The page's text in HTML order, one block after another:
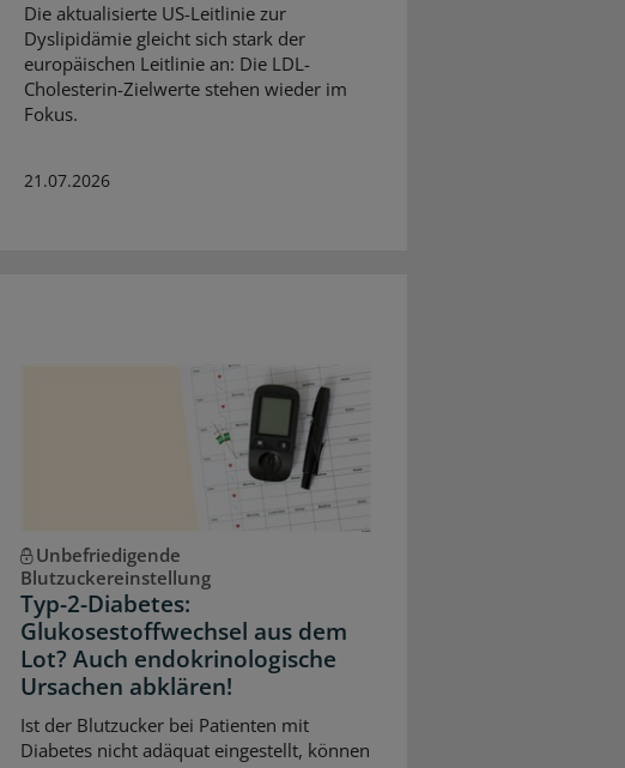
Die aktualisierte US-Leitlinie zur
Dyslipidämie gleicht sich stark der
europäischen Leitlinie an: Die LDL-
Cholesterin-Zielwerte stehen wieder im
Fokus.
21.07.2026
Unbefriedigende
Blutzuckereinstellung
Typ-2-Diabetes:
Glukosestoffwechsel aus dem
Lot? Auch endokrinologische
Ursachen abklären!
Ist der Blutzucker bei Patienten mit
Diabetes nicht adäquat eingestellt, können